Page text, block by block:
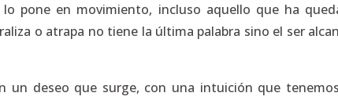
pone en movimiento, incluso aquello que ha
o atrapa no tiene la última palabra sino el ser
un deseo que surge, con una intuición que